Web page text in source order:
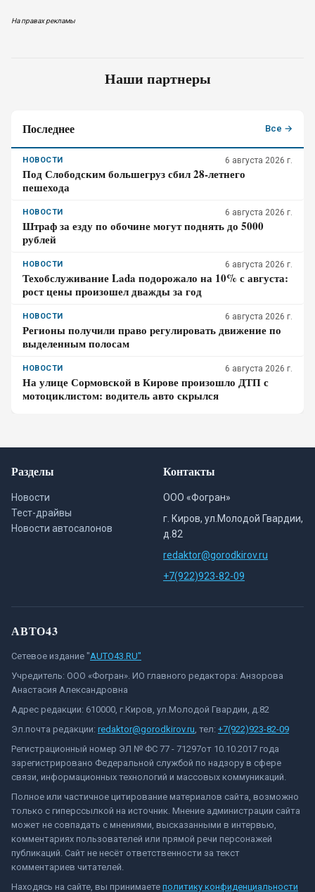
На правах рекламы
Наши партнеры
Последнее Все →
НОВОСТИ 6 августа 2026 г.
Под Слободским большегруз сбил 28-летнего
пешехода
НОВОСТИ 6 августа 2026 г.
Штраф за езду по обочине могут поднять до 5000
рублей
НОВОСТИ 6 августа 2026 г.
Техобслуживание Lada подорожало на 10% с августа:
рост цены произошел дважды за год
НОВОСТИ 6 августа 2026 г.
Регионы получили право регулировать движение по
выделенным полосам
НОВОСТИ 6 августа 2026 г.
На улице Сормовской в Кирове произошло ДТП с
мотоциклистом: водитель авто скрылся
Разделы
Новости
Тест-драйвы
Новости автосалонов
Контакты
ООО «Фогран»
г. Киров, ул.Молодой Гвардии,
д.82
redaktor@gorodkirov.ru
+7(922)923-82-09
АВТО43
Сетевое издание "AUTO43.RU"
Учредитель: ООО «Фогран». ИО главного редактора: Анзорова
Анастасия Александровна
Адрес редакции: 610000, г.Киров, ул.Молодой Гвардии, д.82
Эл.почта редакции: redaktor@gorodkirov.ru, тел: +7(922)923-82-09
Регистрационный номер ЭЛ № ФС 77 - 71297от 10.10.2017 года
зарегистрировано Федеральной службой по надзору в сфере
связи, информационных технологий и массовых коммуникаций.
Полное или частичное цитирование материалов сайта, возможно
только с гиперссылкой на источник. Мнение администрации сайта
может не совпадать с мнениями, высказанными в интервью,
комментариях пользователей или прямой речи персонажей
публикаций. Сайт не несёт ответственности за текст
комментариев читателей.
Находясь на сайте, вы принимаете политику конфиденциальности